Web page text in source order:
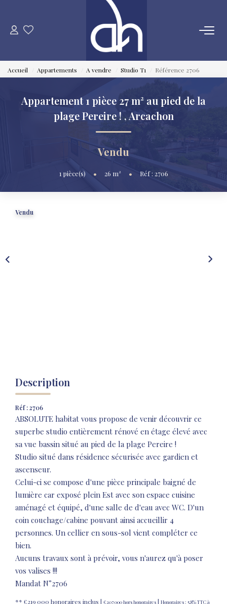
VENTE
ESTIMATION
LOCATION
GESTION LOCATIVE
SYNDIC
Accueil Appartements A vendre Studio T1 Référence 2706
Appartement 1 pièce 27 m² au pied de la
plage Pereire !,Arcachon
Vendu
1 pièce(s) • 26 m² • Réf : 2706
Vendu
Description
Réf : 2706
ABSOLUTE habitat vous propose de venir découvrir ce
superbe studio entièrement rénové en étage élevé avec
sa vue bassin situé au pied de la plage Pereire !
Studio situé dans résidence sécurisée avec gardien et
ascenseur.
Celui-ci se compose d'une pièce principale baigné de
lumière car exposé plein Est avec son espace cuisine
aménagé et équipé, d'une salle de d'eau avec WC. D'un
coin couchage/cabine pouvant ainsi accueillir 4
personnes. Un cellier en sous-sol vient compléter ce
bien.
Aucuns travaux sont à prévoir, vous n'aurez qu'à poser
vos valises !!!
Mandat N°2706
** €219 000 honoraires inclus | €207 000hors honoraires | Honoraires : 5.8% TTC à